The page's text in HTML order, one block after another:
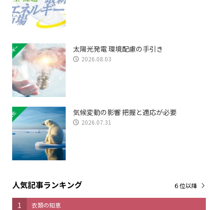
太陽光発電 環境配慮の手引き
2026.08.03
気候変動の影響 把握と適応が必要
2026.07.31
人気記事ランキング
1 衣類の知恵
６位以降